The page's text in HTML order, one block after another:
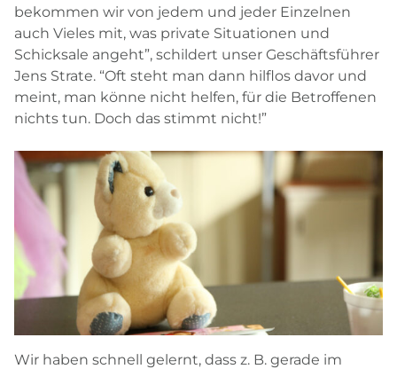
bekommen wir von jedem und jeder Einzelnen
auch Vieles mit, was private Situationen und
Schicksale angeht”, schildert unser Geschäftsführer
Jens Strate. “Oft steht man dann hilflos davor und
meint, man könne nicht helfen, für die Betroffenen
nichts tun. Doch das stimmt nicht!”
Wir haben schnell gelernt, dass z. B. gerade im